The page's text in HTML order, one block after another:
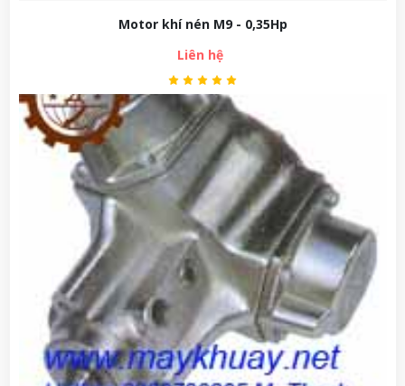
Motor khí nén M9 - 0,35Hp
Liên hệ